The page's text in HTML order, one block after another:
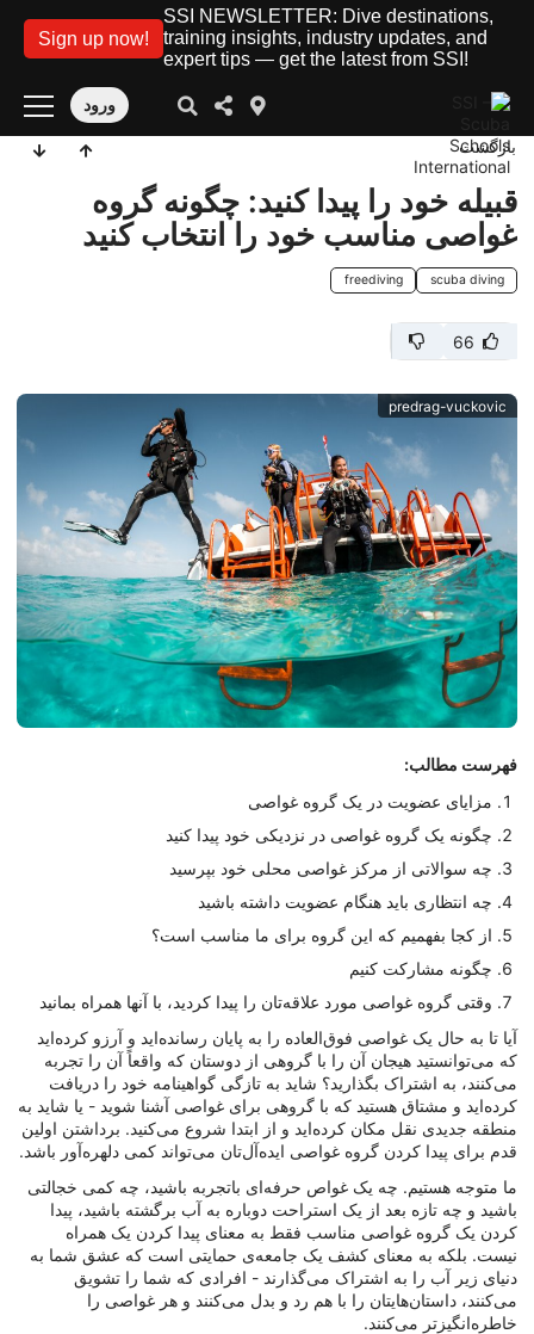
SSI NEWSLETTER: Dive destinations,
training insights, industry updates, and
expert tips — get the latest from SSI!
Sign up now!
ورود
بازگشت
قبیله خود را پیدا کنید: چگونه گروه
غواصی مناسب خود را انتخاب کنید
scuba diving
freediving
66
predrag-vuckovic
فهرست مطالب:
مزایای عضویت در یک گروه غواصی
چگونه یک گروه غواصی در نزدیکی خود پیدا کنید
چه سوالاتی از مرکز غواصی محلی خود بپرسید
چه انتظاری باید هنگام عضویت داشته باشید
از کجا بفهمیم که این گروه برای ما مناسب است؟
چگونه مشارکت کنیم
وقتی گروه غواصی مورد علاقه‌تان را پیدا کردید، با آنها همراه بمانید
آیا تا به حال یک غواصی فوق‌العاده را به پایان رسانده‌اید و آرزو کرده‌اید
که می‌توانستید هیجان آن را با گروهی از دوستان که واقعاً آن را تجربه
می‌کنند، به اشتراک بگذارید؟ شاید به تازگی گواهینامه خود را دریافت
کرده‌اید و مشتاق هستید که با گروهی برای غواصی آشنا شوید - یا شاید به
منطقه جدیدی نقل مکان کرده‌اید و از ابتدا شروع می‌کنید. برداشتن اولین
قدم برای پیدا کردن گروه غواصی ایده‌آل‌تان می‌تواند کمی دلهره‌آور باشد.
ما متوجه هستیم. چه یک غواص حرفه‌ای باتجربه باشید، چه کمی خجالتی
باشید و چه تازه بعد از یک استراحت دوباره به آب برگشته باشید، پیدا
کردن یک گروه غواصی مناسب فقط به معنای پیدا کردن یک همراه
نیست. بلکه به معنای کشف یک جامعه‌ی حمایتی است که عشق شما به
دنیای زیر آب را به اشتراک می‌گذارند - افرادی که شما را تشویق
می‌کنند، داستان‌هایتان را با هم رد و بدل می‌کنند و هر غواصی را
خاطره‌انگیزتر می‌کنند.